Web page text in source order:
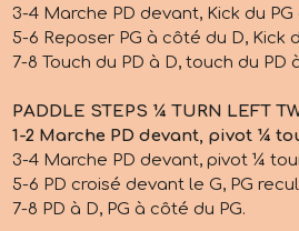
3-4 Marche PD devant, Kick du
5-6 Reposer PG à côté du D, Kick
7-8 Touch du PD à D, touch du PD
PADDLE STEPS ¼ TURN LEFT
1-2 Marche PD devant, pivot ¼
3-4 Marche PD devant, pivot ¼
5-6 PD croisé devant le G, PG
7-8 PD à D, PG à côté du PG.